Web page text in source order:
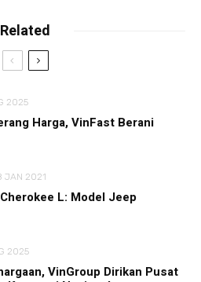
Related
2025
Harga, VinFast Berani
JAN 2021
L: Model Jeep
2025
VinGroup Dirikan Pusat